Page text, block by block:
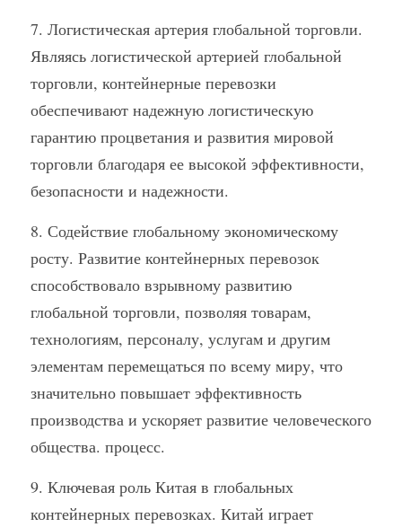
7. Логистическая артерия глобальной торговли.
Являясь логистической артерией глобальной
торговли, контейнерные перевозки
обеспечивают надежную логистическую
гарантию процветания и развития мировой
торговли благодаря ее высокой эффективности,
безопасности и надежности.
8. Содействие глобальному экономическому
росту. Развитие контейнерных перевозок
способствовало взрывному развитию
глобальной торговли, позволяя товарам,
технологиям, персоналу, услугам и другим
элементам перемещаться по всему миру, что
значительно повышает эффективность
производства и ускоряет развитие человеческого
общества. процесс.
9. Ключевая роль Китая в глобальных
контейнерных перевозках. Китай играет